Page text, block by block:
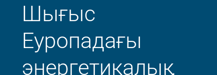
Шығыс
Еуропадағы
энергетикалық